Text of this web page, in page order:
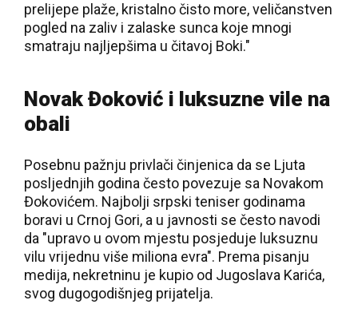
prelijepe plaže, kristalno čisto more, veličanstven
pogled na zaliv i zalaske sunca koje mnogi
smatraju najljepšima u čitavoj Boki."
Novak Đoković i luksuzne vile na
obali
Posebnu pažnju privlači činjenica da se Ljuta
posljednjih godina često povezuje sa Novakom
Đokovićem. Najbolji srpski teniser godinama
boravi u Crnoj Gori, a u javnosti se često navodi
da "upravo u ovom mjestu posjeduje luksuznu
vilu vrijednu više miliona evra". Prema pisanju
medija, nekretninu je kupio od Jugoslava Karića,
svog dugogodišnjeg prijatelja.